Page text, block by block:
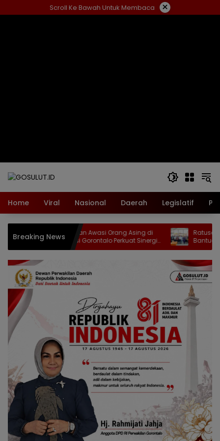
ke
Scroll Ke Bawah Untuk Membaca ×
Home Viral Nasional Daerah Legislatif
Breaking News
Cegah TPPO dan Awasi Orang Asing di
Gorut, Imigrasi Gorontalo Perkuat Sinergi
TIMPORA
Ratusan Pelaku
Bantuan dari